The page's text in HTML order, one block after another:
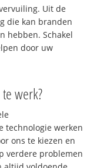
Uit de
die kan branden
hebben. Schakel
door uw
werk?
technologie werken
ons te kiezen en
verdere problemen